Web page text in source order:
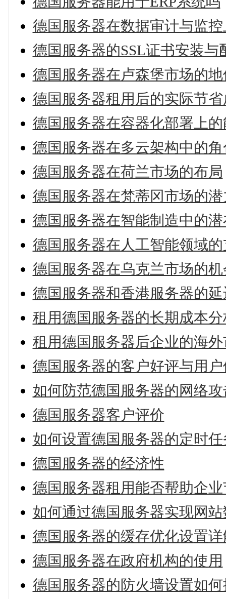
德国服务器在数据审计与监
德国服务器的SSL证书安装与
德国服务器在卢森堡市场的地
德国服务器租用后的实际节
德国服务器在容器化部署上
德国服务器在多云架构中的角
德国服务器在荷兰市场的布局
德国服务器在梵蒂冈市场的潜
德国服务器在智能制造中的
德国服务器在人工智能领域
德国服务器在乌克兰市场的机
德国服务器和香港服务器的
租用德国服务器的长期成本分
租用德国服务器后企业的海
德国服务器的客户好评与用
如何防范德国服务器的网络
德国服务器客户评价
如何设置德国服务器的定时
德国服务器的经济性
德国服务器租用能否帮助企
如何通过德国服务器实现网
德国服务器的缓存优化设置详
德国服务器在政府机构的使用
德国服务器的防火墙设置如